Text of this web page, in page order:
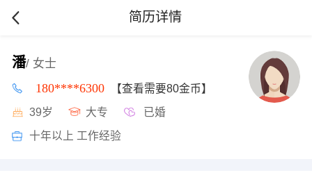
简历详情
潘/ 女士
180****6300 【查看需要80金币】
39岁 大专 已婚
十年以上 工作经验